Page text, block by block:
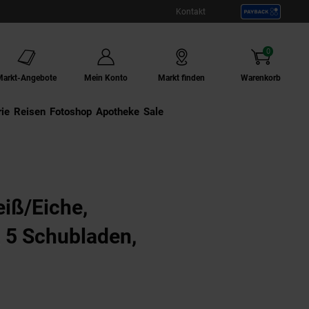
Kontakt
Angebote Mein Konto Markt finden Warenkorb
0
Artikel
Externer Link:
Reisen Externer Link:
Fotoshop Externer Link:
Apotheke Sale
Eiche,
Schubladen,